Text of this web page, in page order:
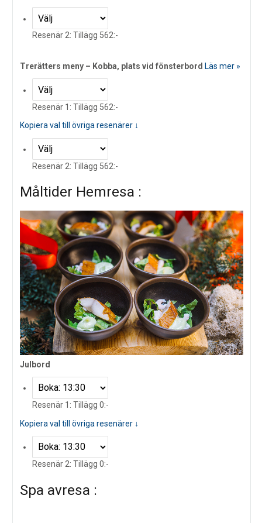
Resenär 2: Tillägg 562:-
Trerätters meny – Kobba, plats vid fönsterbord Läs mer »
Resenär 1: Tillägg 562:-
Kopiera val till övriga resenärer ↓
Resenär 2: Tillägg 562:-
Måltider Hemresa :
Julbord
Resenär 1: Tillägg 0:-
Kopiera val till övriga resenärer ↓
Resenär 2: Tillägg 0:-
Spa avresa :